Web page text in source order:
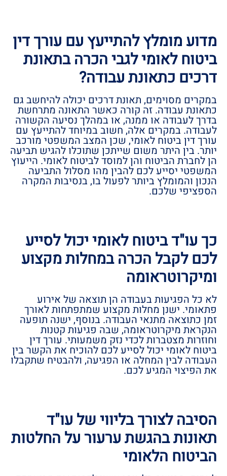
מדוע מומלץ להתייעץ עם עורך דין
ביטוח לאומי לגבי הכרה בתאונת
דרכים כתאונת עבודה?
במקרים מסוימים, תאונת דרכים יכולה להיחשב גם
כתאונת עבודה. זה קורה כאשר התאונה מתרחשת
בדרך לעבודה או ממנה, או במהלך נסיעה הקשורה
לעבודה. במקרים אלה, חשוב במיוחד להתייעץ עם
עורך דין ביטוח לאומי, שכן המצב המשפטי מורכב
יותר. בין היתר משום שייתכן שתוכלו להגיש תביעה
הן לחברת הביטוח והן למוסד לביטוח לאומי. הייעוץ
המשפטי יסייע לכם להבין מהו מסלול התביעה
הנכון והמומלץ ביותר לפעול בו, בנסיבות המקרה
הספציפי שלכם.
כך עו"ד ביטוח לאומי יכול לסייע
לכם לקבל הכרה במחלות מקצוע
ומיקרוטראומה
לא כל הפגיעות בעבודה הן תוצאה של אירוע
פתאומי. ישנן מחלות מקצוע שמתפתחות לאורך
זמן כתוצאה מתנאי העבודה. בנוסף, ישנה תופעה
הנקראת מיקרוטראומה, שבה פגיעות קטנות
וחוזרות מצטברות לכדי נזק משמעותי. עורך דין
ביטוח לאומי יכול לסייע לכם להוכיח את הקשר בין
העבודה לבין המחלה או הפגיעה, ולהבטיח שתקבלו
את הפיצוי המגיע לכם.
הסיבה לצורך בליווי של עו"ד
תאונות בהגשת ערעור על החלטות
הביטוח הלאומי